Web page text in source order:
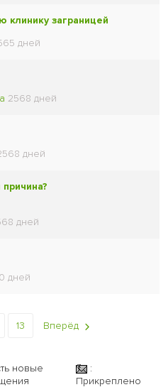
клинику заграницей
дней
2568 дней
дней
дней
дней
13 Вперёд
новые
:
Прикреплено